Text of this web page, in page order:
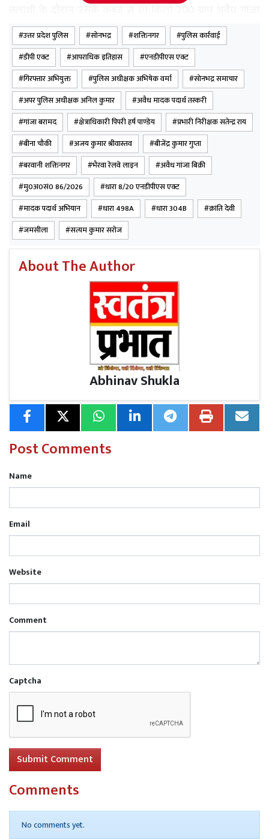
बरामद हुआ। पूछताछ में अभियुक्त बीजेंद्र कुमार गुप्ता पुत्र लाला
गुप्ता निवासी – बरवानी, थाना शक्तिनगर, जनपद सोनभद्र द्वारा उक्त
गांजा को बिक्री हेतु ले जाना स्वीकार किया गया। उक्त बरामदगी व
गिरफ्तारी के संबंध में थाना शक्तिनगर पर मु0अ0सं0-86/2026
धारा 8/20 एनडीपीएस एक्ट पंजीकृत कर आवश्यक विधिक
कार्यवाही की जा रही है।
अभियुक्त का आपराधिक इतिहास-मु0अ0सं0-306/2001 धारा
498A, 304B भा0द0वि0 व 3/4 डीपी एक्ट थाना शक्तिनगर,
जनपद सोनभद्र।वांछित अभियुक्ता-
क्रांति देवी पत्नी शिवशंकर निवासी – ग्राम जमसीला, थाना शक्तिनगर,
जनपद सोनभद्र।
गिरफ्तार करने वाली टीम में उ0नि0 अजय कुमार श्रीवास्तव, प्रभारी
चौकी बीना, थाना शक्तिनगर, जनपद सोनभद्र, का0 सत्यम कुमार
सरोज शामिल रहे। जनपद पुलिस ने स्पष्ट किया कि अवैध मादक
पदार्थों के विरुद्ध अभियान निरंतर जारी है तथा ऐसे अपराधों में
संलिप्त व्यक्तियों के विरुद्ध कठोर कार्यवाही सुनिश्चित की जाएगी।
उत्तर प्रदेश पुलिस सोनभद्र शक्तिनगर
पुलिस कार्रवाई
डीपी एक्ट
आपराधिक इतिहास
एनडीपीएस एक्ट
गिरफ्तार अभियुक्त
पुलिस अधीक्षक अभिषेक वर्मा
सोनभद्र समाचार
अपर पुलिस अधीक्षक अनिल कुमार
अवैध मादक पदार्थ तस्करी
गांजा बरामद
क्षेत्राधिकारी पिपरी हर्ष पाण्डेय
प्रभारी निरीक्षक सतेन्द्र राय
बीना चौकी
अजय कुमार श्रीवास्तव
बीजेंद्र कुमार गुप्ता
बरवानी शक्तिनगर
भैरवा रेलवे लाइन
अवैध गांजा बिक्री
मु0अ0सं0 86/2026
धारा 8/20 एनडीपीएस एक्ट
मादक पदार्थ अभियान
धारा 498A धारा 304B
क्रांति देवी
जमसीला
सत्यम कुमार सरोज
About The Author
Abhinav Shukla
Post Comments
Name
Email
Website
Comment
Captcha
Submit Comment
Comments
No comments yet.